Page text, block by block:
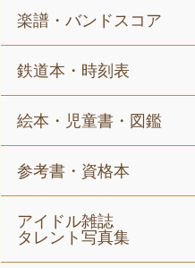
楽譜・バンドスコア
鉄道本・時刻表
絵本・児童書・図鑑
参考書・資格本
アイドル雑誌
タレント写真集